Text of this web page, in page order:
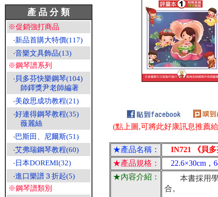
產 品 分 類
※促銷強打商品
‧新品首購大特價(117)
‧音樂文具飾品(13)
※鋼琴譜系列
‧ 貝多芬快樂鋼琴(104)
師鐸獎尹老師編著
‧美啟思成功教程(21)
‧好連得鋼琴教程(35)
薇麗絲
‧巴斯田、尼爾斯(51)
‧艾弗瑞鋼琴教程(60)
‧ 日本DOREMI(32)
‧進口樂譜３折起(5)
※鋼琴譜類別
(點上圖,可將此好康訊息推薦
★產品名稱：
IN721 《貝多
★產品規格：
22.6×30cm，
★內容介紹：
本書採用學
合。